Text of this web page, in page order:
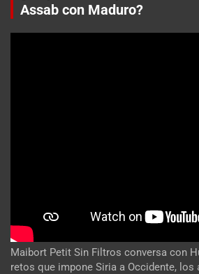
Assab con Maduro?
Maibort Petit Sin Filtros conversa con
retos que impone Siria a Occidente, los